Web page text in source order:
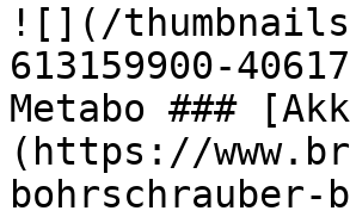
![](/
613159900-
Metabo ###
(https://